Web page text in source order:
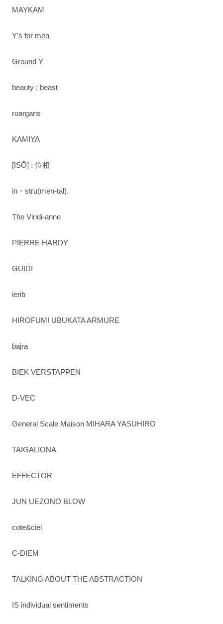
MAYKAM
Y's for men
Ground Y
beauty : beast
roargans
KAMIYA
[ISŌ] : 位相
in・stru(men-tal).
The Viridi-anne
PIERRE HARDY
GUIDI
ierib
HIROFUMI UBUKATA ARMURE
bajra
BIEK VERSTAPPEN
D-VEC
General Scale Maison MIHARA YASUHIRO
TAIGALIONA
EFFECTOR
JUN UEZONO BLOW
cote&ciel
C-DIEM
TALKING ABOUT THE ABSTRACTION
IS individual sentiments